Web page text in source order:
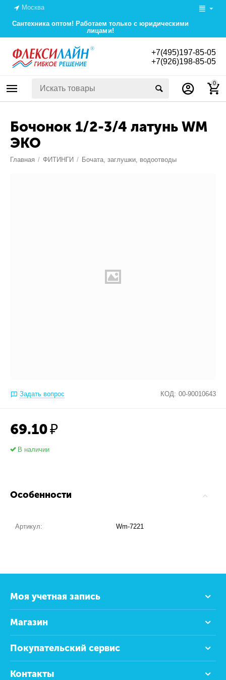
Москва
Сантехника оптом! Работаем только с юридическими
лицами!
+7(495)197-85-05
+7(926)198-85-05
0
Бочонок 1/2-3/4 латунь WM
ЭКО
Главная / ФИТИНГИ / Бочата, заглушки, водоотводы
Задать вопрос КОД: 00-90010643
69.10₽
В наличии
Особенности
Артикул: Wm-7221
Моя учетная запись
Магазин
Покупательский сервис
Контакты